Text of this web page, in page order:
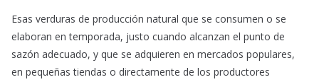
Esas verduras de producción natural que se consumen o se
elaboran en temporada, justo cuando alcanzan el punto de
sazón adecuado, y que se adquieren en mercados populares,
en pequeñas tiendas o directamente de los productores